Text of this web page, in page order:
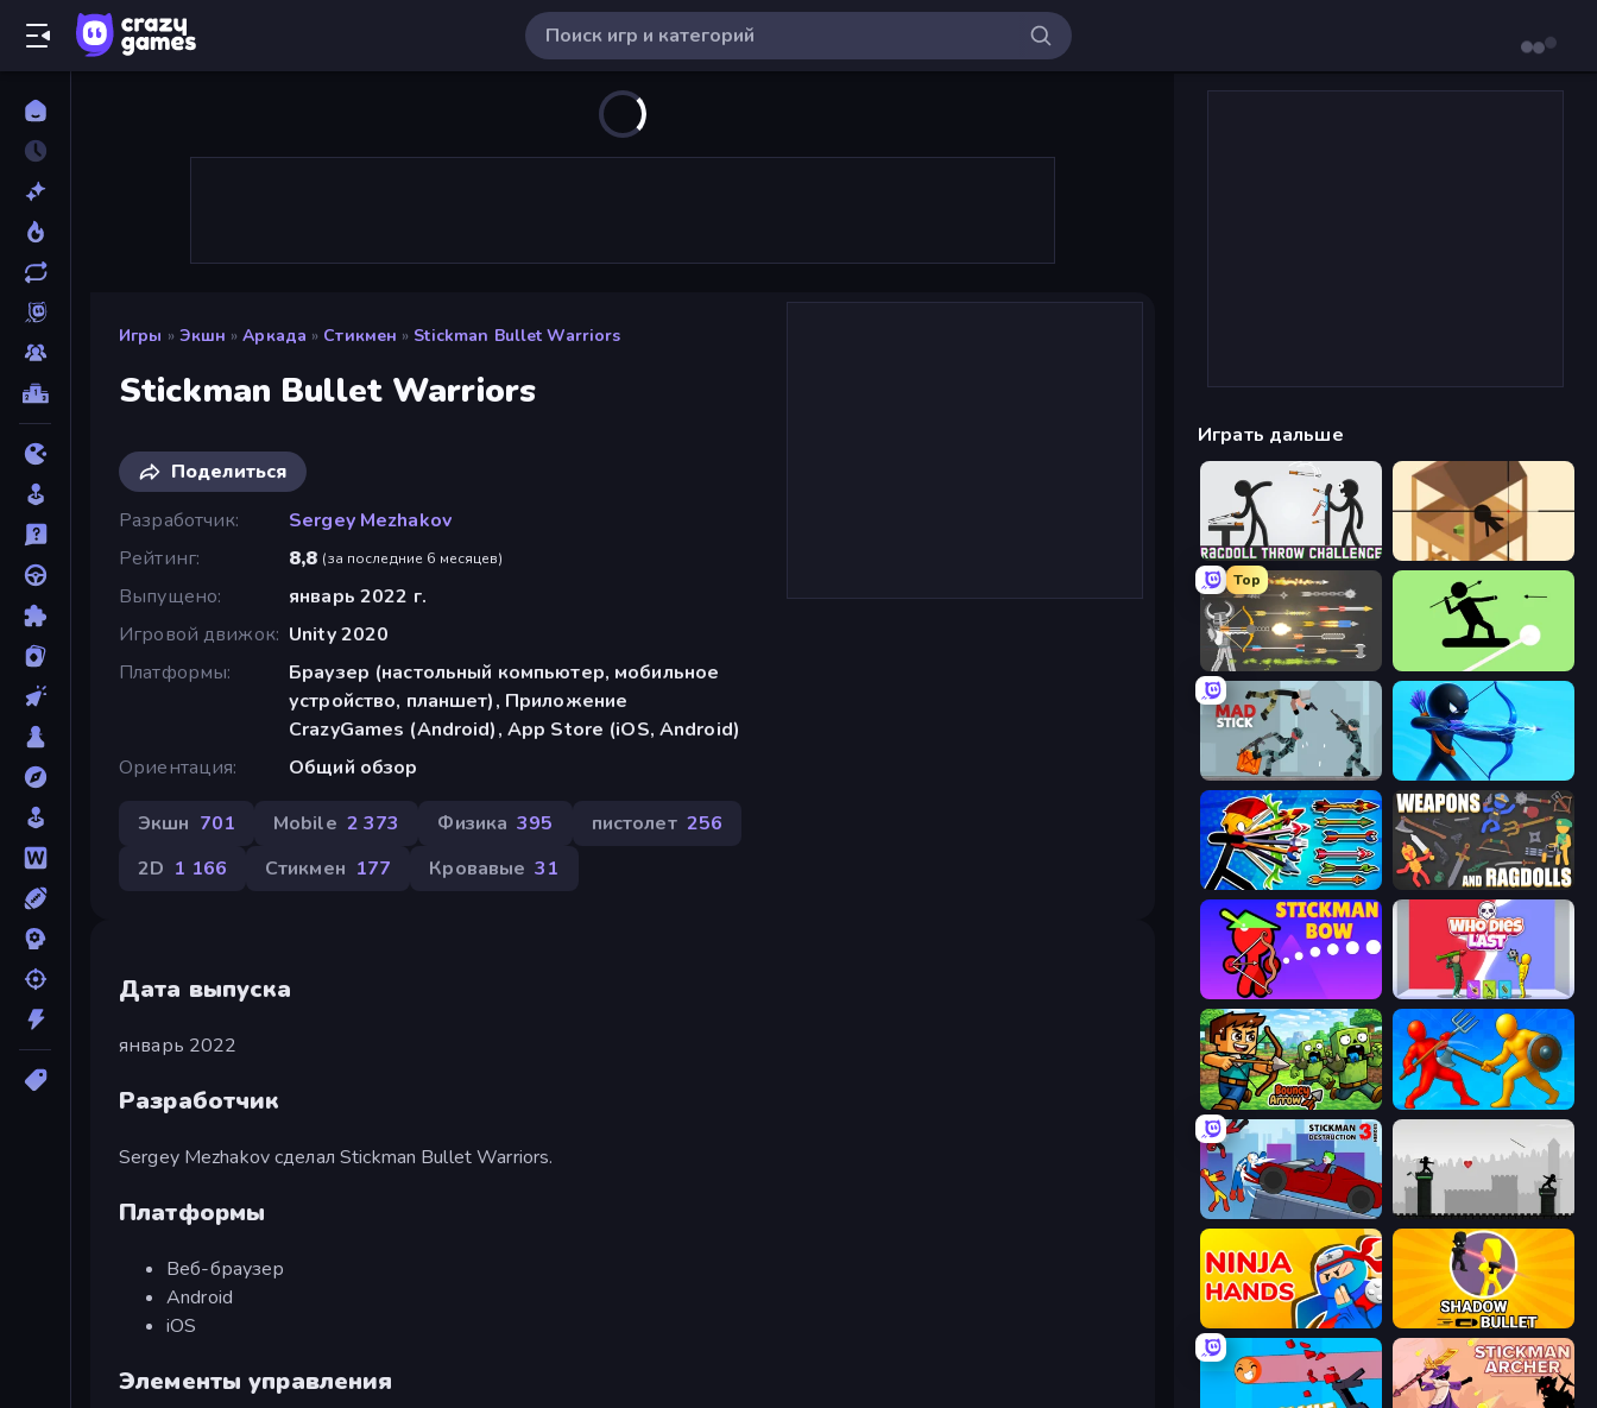
Игры » Экшн » Аркада » Стикмен » Stickman Bullet Warriors
Stickman Bullet Warriors
Поделиться
Разработчик
Sergey Mezhakov
Рейтинг
8,8 (за последние 6 месяцев)
Выпущено
январь 2022 г.
Игровой движок Unity 2020
Платформы
Браузер (настольный компьютер, мобильное
устройство, планшет), Приложение
CrazyGames (Android), App Store (iOS, Android)
Ориентация
Общий обзор
Экшн 701 Mobile 2 373 Физика 395 пистолет 256
2D 1 166 Стикмен 177 Кровавые 31
Дата выпуска
январь 2022
Разработчик
Sergey Mezhakov сделал Stickman Bullet Warriors.
Платформы
Веб-браузер
Android
iOS
Элементы управления
Играть дальше
Ragdoll Throw Challenge Elite Sniper
Top
Ragdoll Archers The Spear Stickman
Mad Stick Archers Random
Archer Ragdoll Masters Weapons and Ragdolls
Stickman Bow Who Dies Last?
Bouncy Arrow Epic Sword Battle! Fight in Arena
Stickman Destruction 3 Heroes Javelin Fighting
Ninja Hands Shadow Bullet